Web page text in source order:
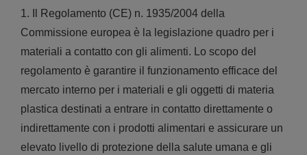
1. Il Regolamento (CE) n. 1935/2004 della
Commissione europea è la legislazione quadro per i
materiali a contatto con gli alimenti. Lo scopo del
regolamento è garantire il funzionamento efficace del
mercato interno per i materiali e gli oggetti di materia
plastica destinati a entrare in contatto direttamente o
indirettamente con i prodotti alimentari e assicurare un
elevato livello di protezione della salute umana e gli